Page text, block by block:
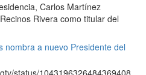
Carlos Martínez
Rivera como titular del
nombra a nuevo Presidente del
status/1043196326484369408